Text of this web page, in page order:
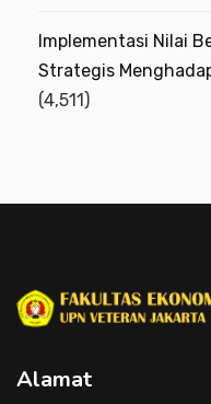
Implementasi Nilai
Strategis
(4,511)
Alamat